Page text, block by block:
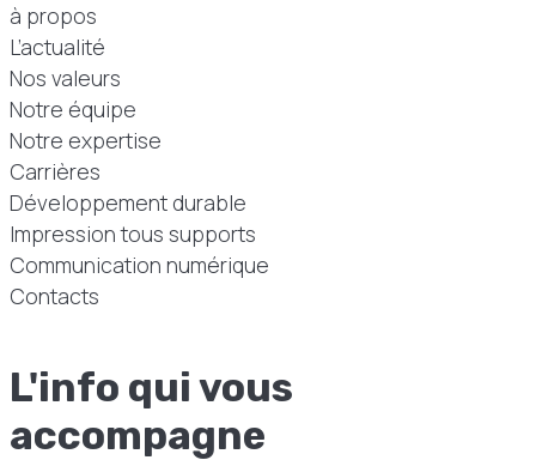
à propos
L’actualité
Nos valeurs
Notre équipe
Notre expertise
Carrières
Développement durable
Impression tous supports
Communication numérique
Contacts
L'info qui vous
accompagne